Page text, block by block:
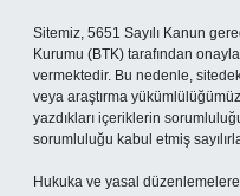
Sitemiz, 5651 Sayılı Kanun
Kurumu (BTK) tarafından
vermektedir. Bu nedenle,
veya araştırma
yazdıkları içeriklerin
sorumluluğu kabul etmiş
Hukuka ve yasal